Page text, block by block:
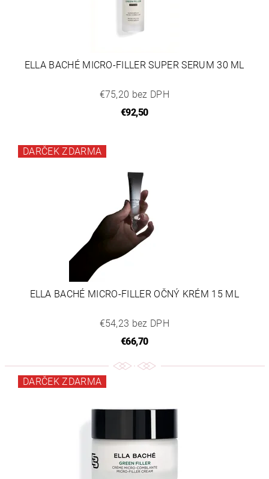
ELLA BACHÉ MICRO-FILLER SUPER SERUM 30 ML
€75,20 bez DPH
€92,50
DARČEK ZDARMA
ELLA BACHÉ MICRO-FILLER OČNÝ KRÉM 15 ML
€54,23 bez DPH
€66,70
DARČEK ZDARMA